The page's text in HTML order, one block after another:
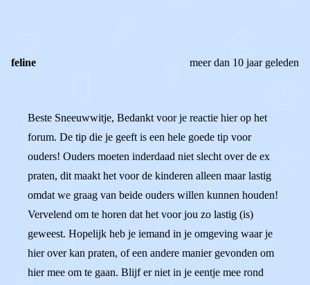
feline meer dan 10 jaar geleden
Beste Sneeuwwitje, Bedankt voor je reactie hier op het
forum. De tip die je geeft is een hele goede tip voor
ouders! Ouders moeten inderdaad niet slecht over de ex
praten, dit maakt het voor de kinderen alleen maar lastig
omdat we graag van beide ouders willen kunnen houden!
Vervelend om te horen dat het voor jou zo lastig (is)
geweest. Hopelijk heb je iemand in je omgeving waar je
hier over kan praten, of een andere manier gevonden om
hier mee om te gaan. Blijf er niet in je eentje mee rond